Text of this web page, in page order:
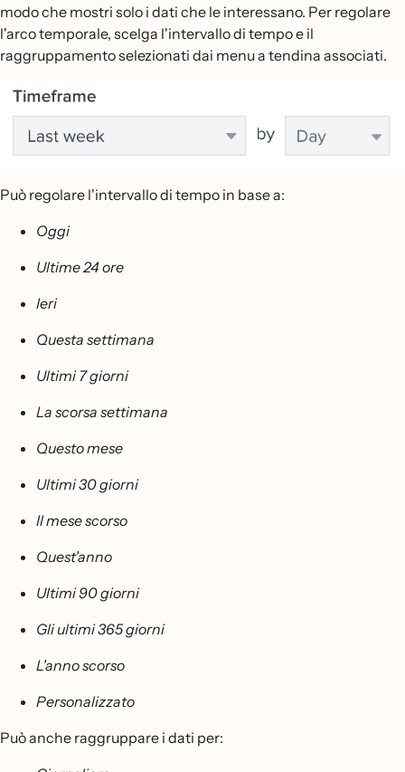
modo che mostri solo i dati che le interessano. Per regolare
l'arco temporale, scelga l'intervallo di tempo e il
raggruppamento selezionati dai menu a tendina associati.
Può regolare l'intervallo di tempo in base a:
Oggi
Ultime 24 ore
Ieri
Questa settimana
Ultimi 7 giorni
La scorsa settimana
Questo mese
Ultimi 30 giorni
Il mese scorso
Quest'anno
Ultimi 90 giorni
Gli ultimi 365 giorni
L'anno scorso
Personalizzato
Può anche raggruppare i dati per: